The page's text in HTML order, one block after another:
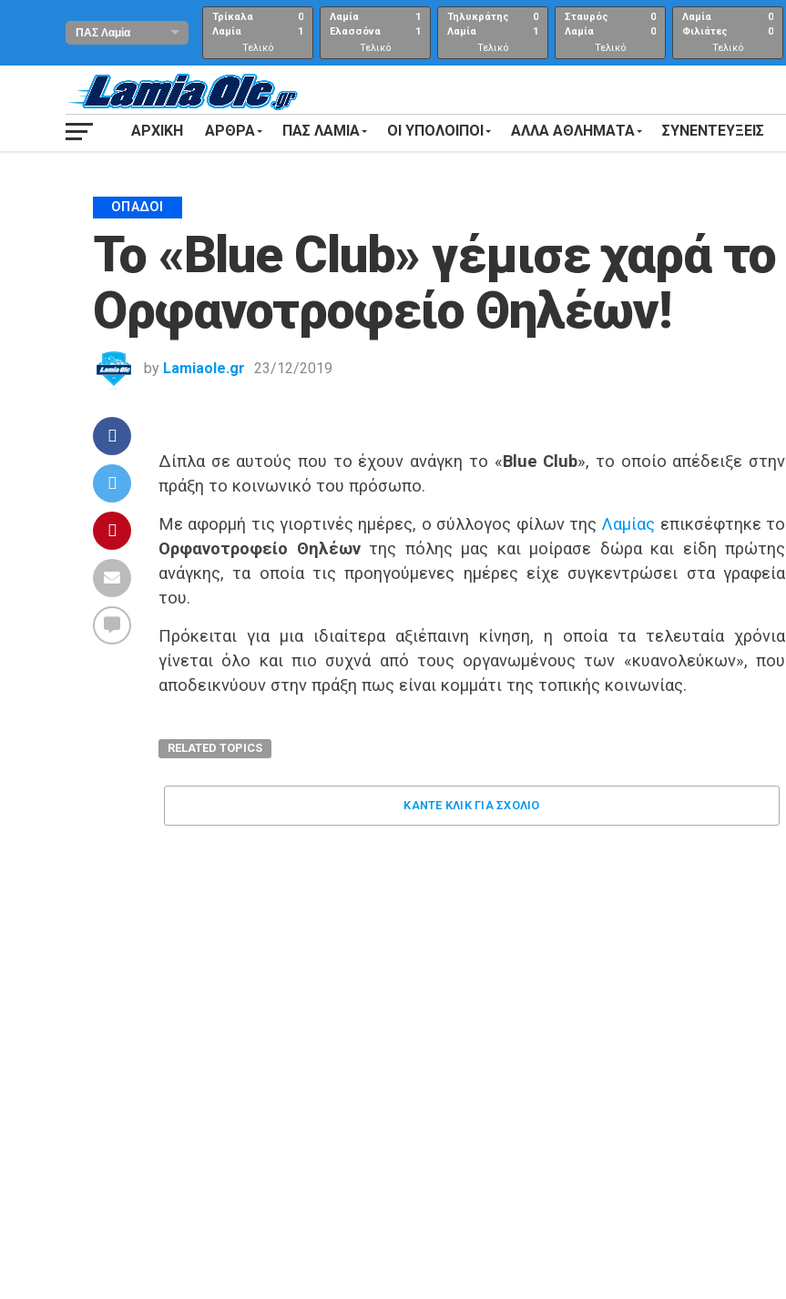
Τρίκαλα
Λαμία
0
1
Τελικό
αποτέλεσμα
Λαμία
Ελασσόνα
1
1
Τελικό
Αποτέλεσμα
Τηλυκράτης
Λαμία
0
1
Τελικό
αποτέλεσμα
Σταυρός
Λαμία
0
0
Τελικό
αποτέλεσμα
Λαμία
Φιλιάτες
0
0
Τελικό
Αποτέλεσμα
ΑΡΧΙΚΗ ΑΡΘΡΑ ΠΑΣ ΛΑΜΙΑ ΟΙ ΥΠΟΛΟΙΠΟΙ ΑΛΛΑ ΑΘΛΗΜΑΤΑ ΣΥΝΕΝΤΕΎΞΕΙΣ
ΟΠΑΔΟΊ
Το «Blue Club» γέμισε χαρά το
Ορφανοτροφείο Θηλέων!
by Lamiaole.gr 23/12/2019
Δίπλα σε αυτούς που το έχουν ανάγκη το «Blue Club», το οποίο απέδειξε στην
πράξη το κοινωνικό του πρόσωπο.
Με αφορμή τις γιορτινές ημέρες, ο σύλλογος φίλων της Λαμίας επικσέφτηκε το
Ορφανοτροφείο Θηλέωντης πόλης μας και μοίρασε δώρα και είδη πρώτης
ανάγκης, τα οποία τις προηγούμενες ημέρες είχε συγκεντρώσει στα γραφεία
του.
Πρόκειται για μια ιδιαίτερα αξιέπαινη κίνηση, η οποία τα τελευταία χρόνια
γίνεται όλο και πιο συχνά από τους οργανωμένους των «κυανολεύκων», που
αποδεικνύουν στην πράξη πως είναι κομμάτι της τοπικής κοινωνίας.
RELATED TOPICS
ΚΑΝΤΕ ΚΛΊΚ ΓΙΑ ΣΧΌΛΙΟ